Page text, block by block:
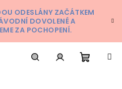
ODESLÁNY ZAČÁTKEM
DOVOLENÉ A
ZA POCHOPENÍ.